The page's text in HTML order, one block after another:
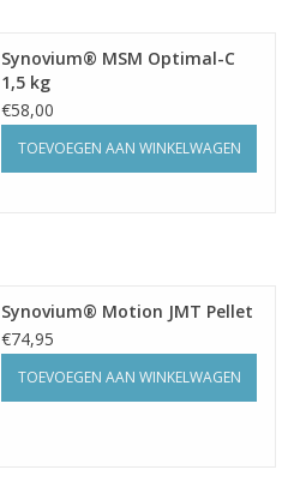
Synovium® MSM Optimal-C
1,5 kg
€58,00
TOEVOEGEN AAN WINKELWAGEN
Synovium® Motion JMT Pellet
€74,95
TOEVOEGEN AAN WINKELWAGEN